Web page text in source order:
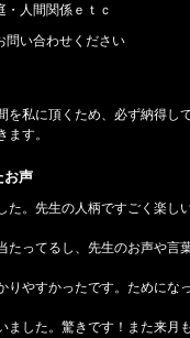
・人間関係ｅｔｃ
問い合わせください
を私に頂くため、必ず納得し
す。
お声
た。先生の人柄ですごく楽し
たってるし、先生のお声や言
りやすかったです。ためにな
ました。驚きです！また来月